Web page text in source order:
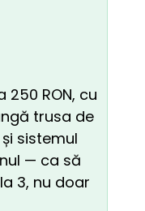
250 RON, cu
trusa de
sistemul
— ca să
3, nu doar